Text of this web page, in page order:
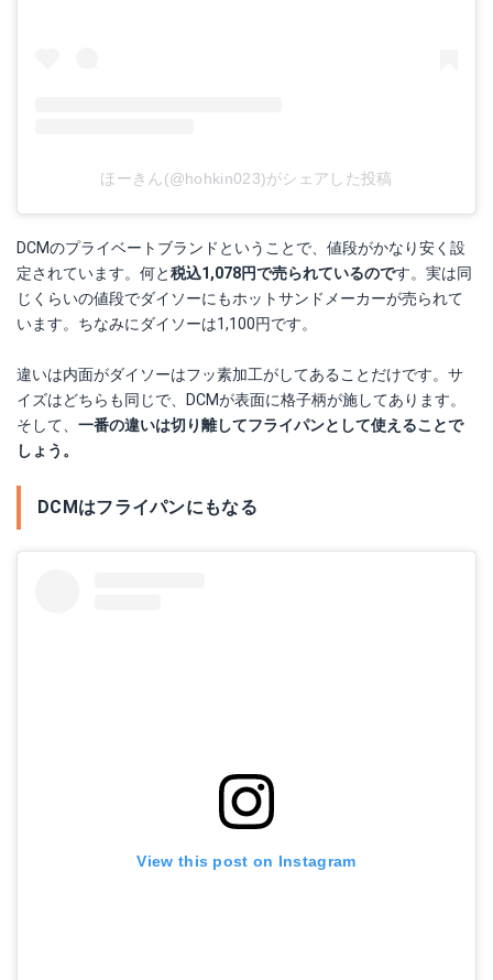
ほーきん(@hohkin023)がシェアした投稿
DCMのプライベートブランドということで、値段がかなり安く設
定されています。何と税込1,078円で売られているのです。実は同
じくらいの値段でダイソーにもホットサンドメーカーが売られて
います。ちなみにダイソーは1,100円です。
違いは内面がダイソーはフッ素加工がしてあることだけです。サ
イズはどちらも同じで、DCMが表面に格子柄が施してあります。
そして、 一番の違いは切り離してフライパンとして使えることで
しょう。
DCMはフライパンにもなる
View this post on Instagram